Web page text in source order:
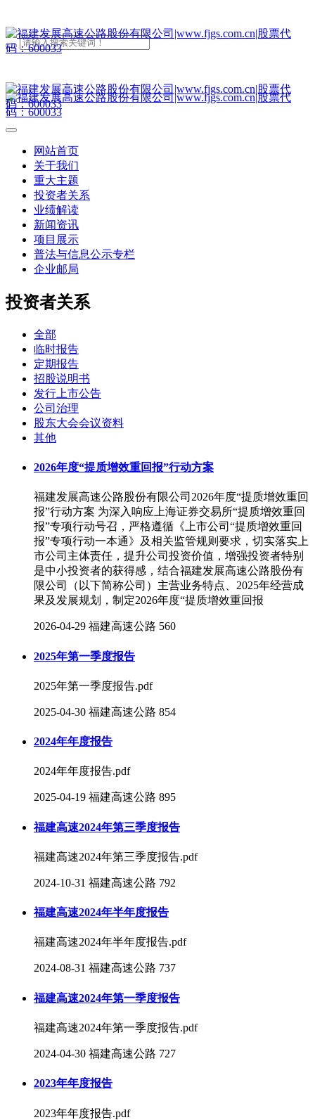
网站首页
关于我们
重大主题
投资者关系
业绩解读
新闻资讯
项目展示
普法与信息公示专栏
企业邮局
投资者关系
全部
临时报告
定期报告
招股说明书
发行上市公告
公司治理
股东大会会议资料
其他
2026年度“提质增效重回报”行动方案
福建发展高速公路股份有限公司2026年度“提质增效重回
报”行动方案 为深入响应上海证券交易所“提质增效重回
报”专项行动号召，严格遵循《上市公司“提质增效重回
报”专项行动一本通》及相关监管规则要求，切实落实上
市公司主体责任，提升公司投资价值，增强投资者特别
是中小投资者的获得感，结合福建发展高速公路股份有
限公司（以下简称公司）主营业务特点、2025年经营成
果及发展规划，制定2026年度“提质增效重回报
2026-04-29 福建高速公路 560
2025年第一季度报告
2025年第一季度报告.pdf
2025-04-30 福建高速公路 854
2024年年度报告
2024年年度报告.pdf
2025-04-19 福建高速公路 895
福建高速2024年第三季度报告
福建高速2024年第三季度报告.pdf
2024-10-31 福建高速公路 792
福建高速2024年半年度报告
福建高速2024年半年度报告.pdf
2024-08-31 福建高速公路 737
福建高速2024年第一季度报告
福建高速2024年第一季度报告.pdf
2024-04-30 福建高速公路 727
2023年年度报告
2023年年度报告.pdf